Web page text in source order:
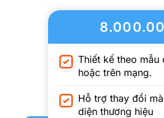
Thiết kế theo mẫu
hoặc trên mạng.
Hỗ trợ thay đổi
diện thương hiệu